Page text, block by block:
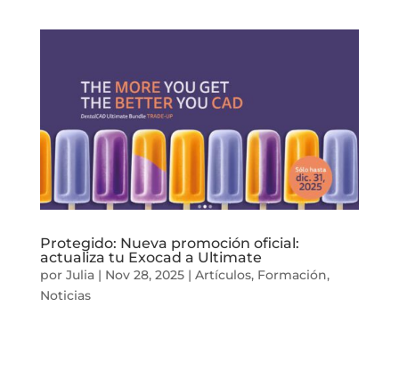
Protegido: Nueva promoción oficial:
actualiza tu Exocad a Ultimate
por Julia| Nov 28, 2025| Artículos, Formación,
Noticias